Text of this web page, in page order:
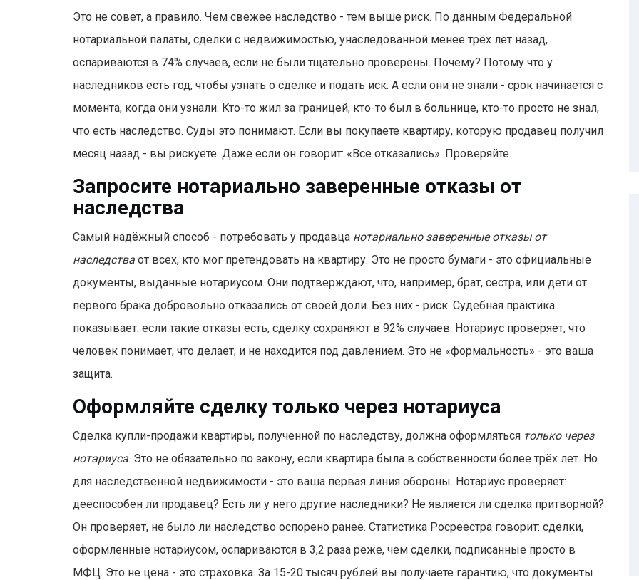
Это не совет, а правило. Чем свежее наследство - тем выше риск. По данным Федеральной
нотариальной палаты, сделки с недвижимостью, унаследованной менее трёх лет назад,
оспариваются в 74% случаев, если не были тщательно проверены. Почему? Потому что у
наследников есть год, чтобы узнать о сделке и подать иск. А если они не знали - срок начинается с
момента, когда они узнали. Кто-то жил за границей, кто-то был в больнице, кто-то просто не знал,
что есть наследство. Суды это понимают. Если вы покупаете квартиру, которую продавец получил
месяц назад - вы рискуете. Даже если он говорит: «Все отказались». Проверяйте.
Запросите нотариально заверенные отказы от
наследства
Самый надёжный способ - потребовать у продавца нотариально заверенные отказы от
наследства от всех, кто мог претендовать на квартиру. Это не просто бумаги - это официальные
документы, выданные нотариусом. Они подтверждают, что, например, брат, сестра, или дети от
первого брака добровольно отказались от своей доли. Без них - риск. Судебная практика
показывает: если такие отказы есть, сделку сохраняют в 92% случаев. Нотариус проверяет, что
человек понимает, что делает, и не находится под давлением. Это не «формальность» - это ваша
защита.
Оформляйте сделку только через нотариуса
Сделка купли-продажи квартиры, полученной по наследству, должна оформляться только через
нотариуса. Это не обязательно по закону, если квартира была в собственности более трёх лет. Но
для наследственной недвижимости - это ваша первая линия обороны. Нотариус проверяет:
дееспособен ли продавец? Есть ли у него другие наследники? Не является ли сделка притворной?
Он проверяет, не было ли наследство оспорено ранее. Статистика Росреестра говорит: сделки,
оформленные нотариусом, оспариваются в 3,2 раза реже, чем сделки, подписанные просто в
МФЦ. Это не цена - это страховка. За 15-20 тысяч рублей вы получаете гарантию, что документы